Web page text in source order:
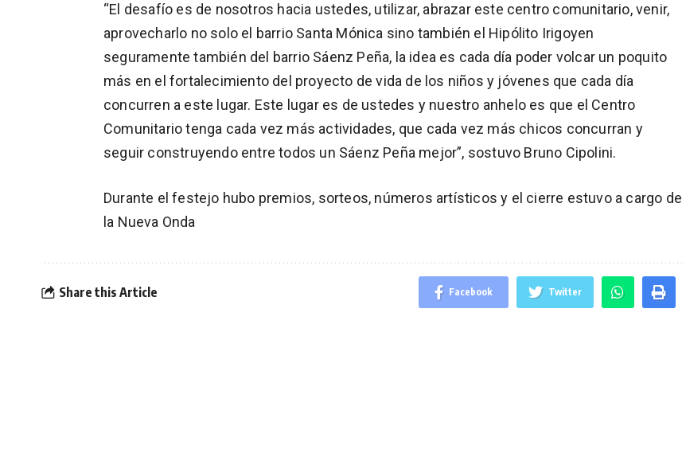
“El desafío es de nosotros hacia ustedes, utilizar, abrazar este centro comunitario, venir,
aprovecharlo no solo el barrio Santa Mónica sino también el Hipólito Irigoyen
seguramente también del barrio Sáenz Peña, la idea es cada día poder volcar un poquito
más en el fortalecimiento del proyecto de vida de los niños y jóvenes que cada día
concurren a este lugar. Este lugar es de ustedes y nuestro anhelo es que el Centro
Comunitario tenga cada vez más actividades, que cada vez más chicos concurran y
seguir construyendo entre todos un Sáenz Peña mejor”, sostuvo Bruno Cipolini.
Durante el festejo hubo premios, sorteos, números artísticos y el cierre estuvo a cargo de
la Nueva Onda
Share this Article Facebook Twitter